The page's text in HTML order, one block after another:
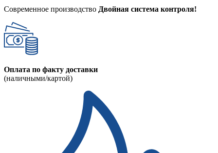
Современное производство Двойная система контроля!
Оплата по факту доставки
(наличными/картой)